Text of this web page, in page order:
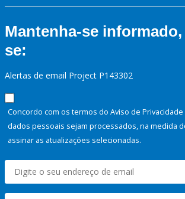
Mantenha-se
se:
Alertas de email Project P143302
Concordo com os termos do Aviso de
dados pessoais sejam processados, na medida
assinar as atualizações selecionadas.